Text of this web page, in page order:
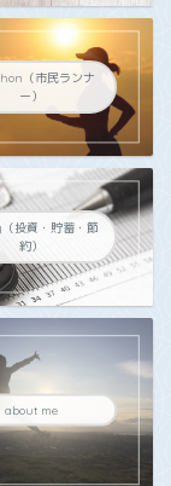
（市民ランナ
ー）
投資・貯蓄・節
約）
about me